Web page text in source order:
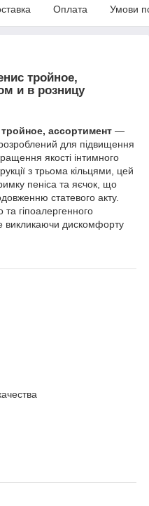
Оплата Умови
тройное,
и в розницу
ассортимент —
для підвищення
якості інтимного
з трьома кільцями, цей
пеніса та яєчок, що
статевого акту.
та гіпоалергенного
викликаючи дискомфорту